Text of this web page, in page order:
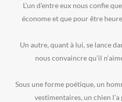
L’un d’entre eux nous confie
économe et que pour être
Un autre, quant à lui, se lance
nous convaincre qu’il
Sous une forme poétique, un
vestimentaires, un chien